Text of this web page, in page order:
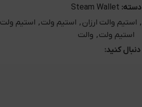
دسته: Steam Wallet
, استیم والت ارزان , استیم ولت, استیم ولت
استیم ولت, والت
دنبال کنید: